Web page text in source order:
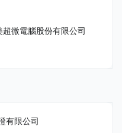
微電腦股份有限公司
有限公司